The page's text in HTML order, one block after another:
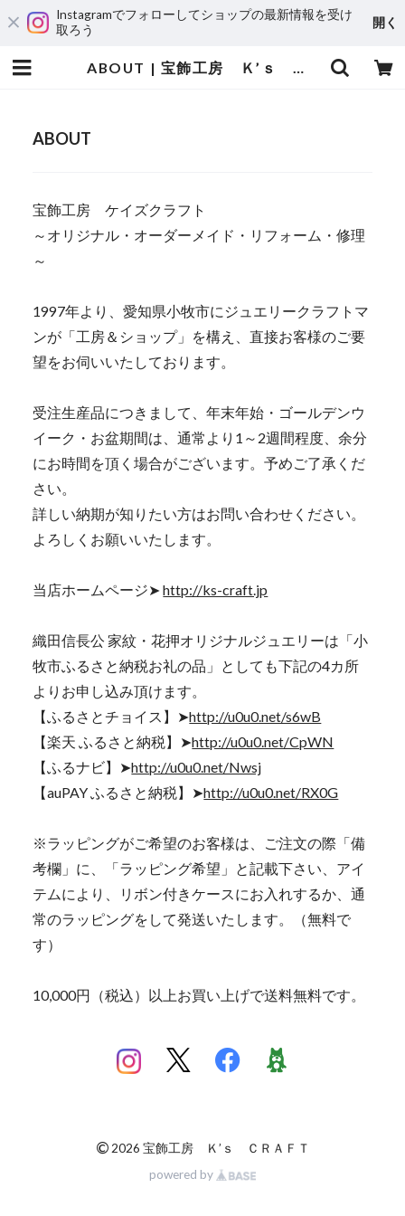
Instagramでフォローしてショップの最新情報を受け
取ろう
開く
ABOUT | 宝飾工房 Ｋ’ｓ ＣＲＡＦＴ
ABOUT
宝飾工房 ケイズクラフト
～オリジナル・オーダーメイド・リフォーム・修理
～
1997年より、愛知県小牧市にジュエリークラフトマ
ンが「工房＆ショップ」を構え、直接お客様のご要
望をお伺いいたしております。
受注生産品につきまして、年末年始・ゴールデンウ
イーク・お盆期間は、通常より1～2週間程度、余分
にお時間を頂く場合がございます。予めご了承くだ
さい。
詳しい納期が知りたい方はお問い合わせください。
よろしくお願いいたします。
当店ホームページ➤http://ks-craft.jp
織田信長公 家紋・花押オリジナルジュエリーは「小
牧市ふるさと納税お礼の品」としても下記の4カ所
よりお申し込み頂けます。
【ふるさとチョイス】➤http://u0u0.net/s6wB
【楽天 ふるさと納税】➤http://u0u0.net/CpWN
【ふるナビ】➤http://u0u0.net/Nwsj
【auPAY ふるさと納税】➤http://u0u0.net/RX0G
※ラッピングがご希望のお客様は、ご注文の際「備
考欄」に、「ラッピング希望」と記載下さい、アイ
テムにより、リボン付きケースにお入れするか、通
常のラッピングをして発送いたします。（無料で
す）
10,000円（税込）以上お買い上げで送料無料です。
©2026 宝飾工房 Ｋ’ｓ ＣＲＡＦＴ
powered by